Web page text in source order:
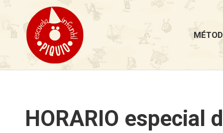
HORARIO especial